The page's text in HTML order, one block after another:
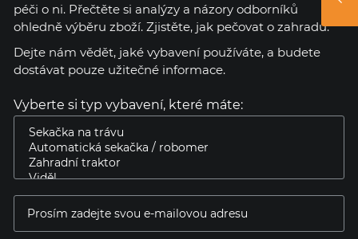
péči o ni. Přečtěte si analýzy a názory odborníků
ohledně výběru zboží. Zjistěte, jak pečovat o zahradu.
Dejte nám vědět, jaké vybavení používáte, a budete
dostávat pouze užitečné informace.
Vyberte si typ vybavení, které máte: